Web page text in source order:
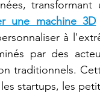
une machine 3D
à
par des
traditionnels.
startups, les